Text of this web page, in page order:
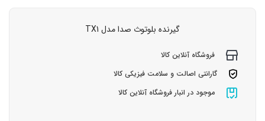
گیرنده بلوتوث صدا مدل TX1
فروشگاه آنلاین کالا
گارانتی اصالت و سلامت فیزیکی کالا
موجود در انبار فروشگاه آنلاین کالا